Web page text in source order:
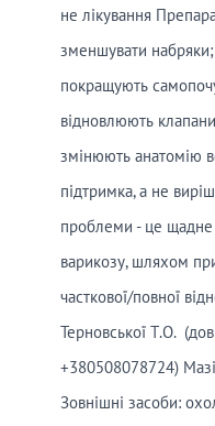
не лікування
зменшувати набряки;
покращують
відновлюють
змінюють анатомію
підтримка, а не
проблеми - це щадне
варикозу, шляхом
часткової/повної
Терновської Т.О.
+380508078724)
Зовнішні засоби: